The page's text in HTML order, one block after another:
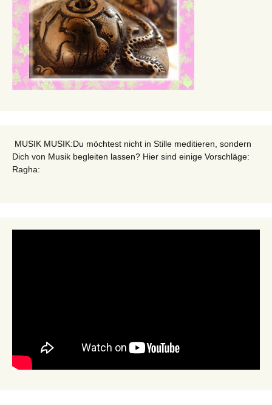
MUSIK MUSIK:Du möchtest nicht in Stille meditieren, sondern
Dich von Musik begleiten lassen? Hier sind einige Vorschläge:
Ragha: